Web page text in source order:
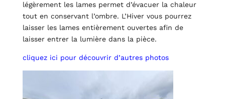
légèrement les lames permet d’évacuer la chaleur
tout en conservant l’ombre. L’Hiver vous pourrez
laisser les lames entièrement ouvertes afin de
laisser entrer la lumière dans la pièce.
cliquez ici pour découvrir d’autres photos